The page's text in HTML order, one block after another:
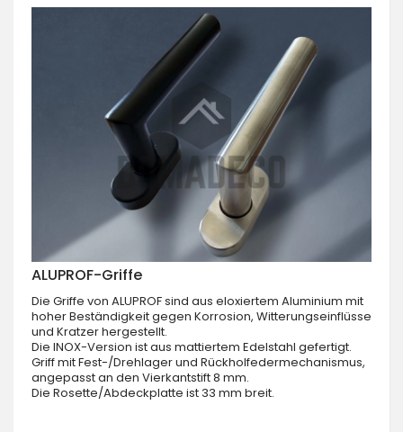
ALUPROF-Griffe
Die Griffe von ALUPROF sind aus eloxiertem Aluminium mit
hoher Beständigkeit gegen Korrosion, Witterungseinflüsse
und Kratzer hergestellt.
Die INOX-Version ist aus mattiertem Edelstahl gefertigt.
Griff mit Fest-/Drehlager und Rückholfedermechanismus,
angepasst an den Vierkantstift 8 mm.
Die Rosette/Abdeckplatte ist 33 mm breit.